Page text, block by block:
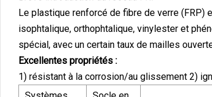
Le plastique renforcé de fibre de verre (FRP)
isophtalique, orthophtalique, vinylester et
spécial, avec un certain taux de mailles
Excellentes propriétés :
1) résistant à la corrosion/au glissement 2)